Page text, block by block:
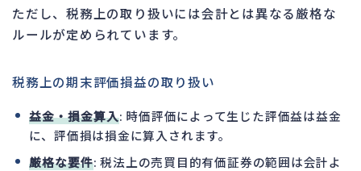
ただし、税務上の取り扱いには会計とは異なる厳格な
ルールが定められています。
税務上の期末評価損益の取り扱い
益金・損金算入: 時価評価によって生じた評価益は益金
に、評価損は損金に算入されます。
厳格な要件: 税法上の売買目的有価証券の範囲は会計よ